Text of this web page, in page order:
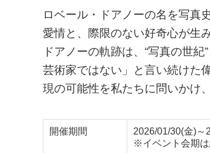
ロベール・ドアノーの名を写真
愛情と、際限のない好奇心が生
ドアノーの軌跡は、“写真の世
芸術家ではない」と言い続けた
現の可能性を私たちに問いかけ
開催期間
2026/01/30(金)～
※イベント会期